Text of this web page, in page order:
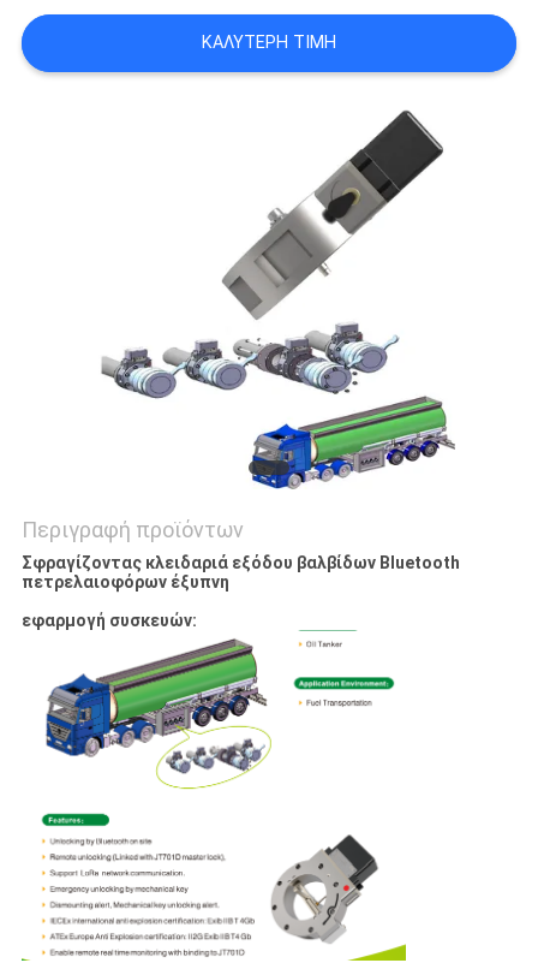
PRIVACY
ΚΑΛΎΤΕΡΗ ΤΙΜΉ
Περιγραφή προϊόντων
Σφραγίζοντας κλειδαριά εξόδου βαλβίδων Bluetooth
πετρελαιοφόρων έξυπνη
εφαρμογή συσκευών: